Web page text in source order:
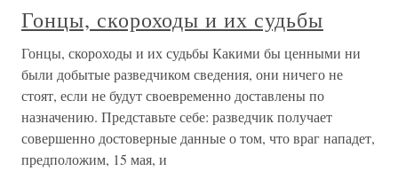
Гонцы, скороходы и их судьбы
Гонцы, скороходы и их судьбы Какими бы ценными ни
были добытые разведчиком сведения, они ничего не
стоят, если не будут своевременно доставлены по
назначению. Представьте себе: разведчик получает
совершенно достоверные данные о том, что враг нападет,
предположим, 15 мая, и